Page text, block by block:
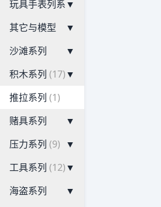
玩具手表列系▼
其它与模型
▼
沙滩系列
▼
积木系列 (17)▼
推拉系列 (1)
赌具系列
▼
压力系列 (9) ▼
工具系列 (12)▼
海盗系列
▼